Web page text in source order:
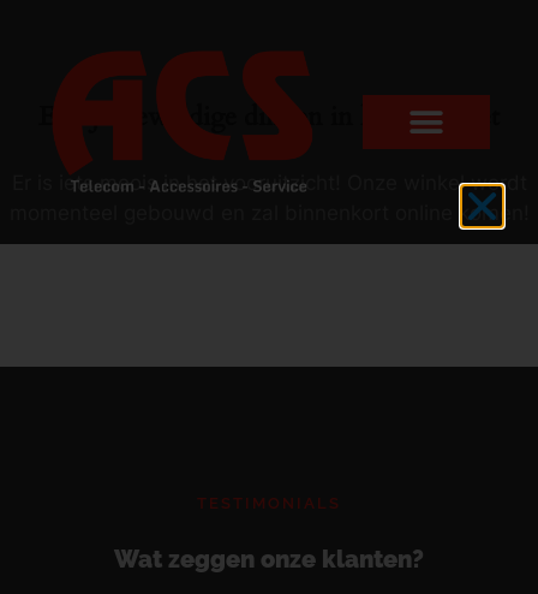
Er zijn geweldige dingen in het verschiet
Er is iets moois in het vooruitzicht! Onze winkel wordt
momenteel gebouwd en zal binnenkort online komen!
TESTIMONIALS
Wat zeggen onze klanten?